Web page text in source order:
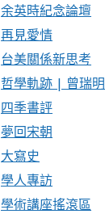
余英時紀念論壇
再見愛情
台美關係新思考
哲學軌跡 | 曾瑞明
四季書評
夢回宋朝
大寫史
學人專訪
學術講座搖滾區